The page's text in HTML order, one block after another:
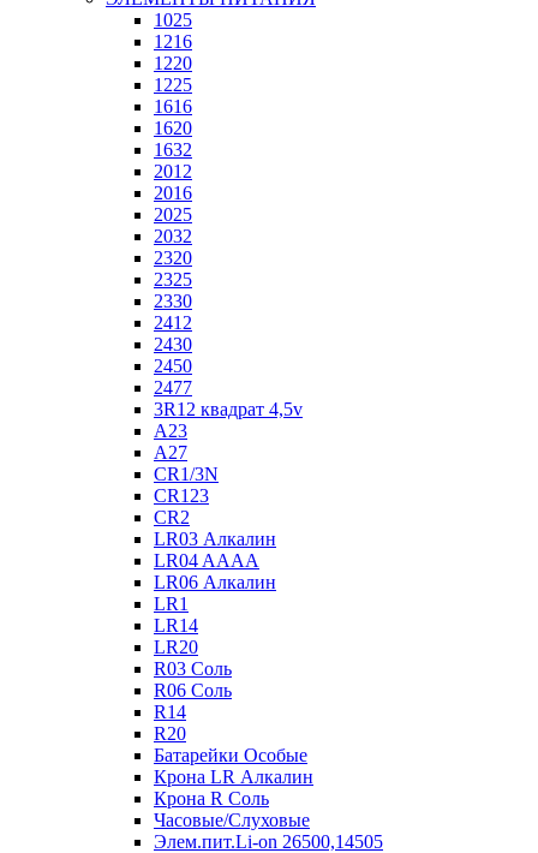
1025
1216
1220
1225
1616
1620
1632
2012
2016
2025
2032
2320
2325
2330
2412
2430
2450
2477
3R12 квадрат 4,5v
A23
A27
CR1/3N
CR123
CR2
LR03 Алкалин
LR04 AAAA
LR06 Алкалин
LR1
LR14
LR20
R03 Соль
R06 Соль
R14
R20
Батарейки Особые
Крона LR Алкалин
Крона R Соль
Часовые/Слуховые
Элем.пит.Li-on 26500,14505